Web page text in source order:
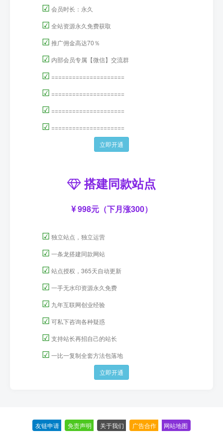
☑ 会员时长：永久
☑ 全站资源永久免费获取
☑ 推广佣金高达70％
☑ 内部会员专属【微信】交流群
☑ =====================
☑ =====================
☑ =====================
☑ =====================
立即开通
搭建同款站点
998元（下月涨300）
☑ 独立站点，独立运营
☑ 一条龙搭建同款网站
☑ 站点授权，365天自动更新
☑ 一手无水印资源永久免费
☑ 九年互联网创业经验
☑ 可私下咨询各种疑惑
☑ 支持站长再招自己的站长
☑ 一比一复制全套方法包落地
立即开通
友链申请 免责声明 关于我们 广告合作 网站地图